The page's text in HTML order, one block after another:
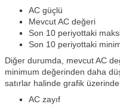
AC güçlü
Mevcut AC değeri
Son 10 periyottaki
Son 10 periyottaki
Diğer durumda, mevcut AC
minimum değerinden daha
satırlar halinde grafik
AC zayıf